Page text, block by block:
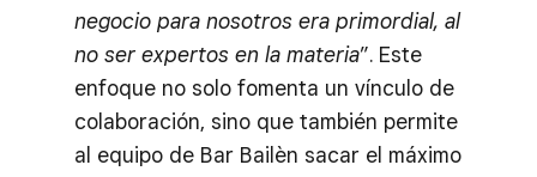
negocio para nosotros era primordial, al
no ser expertos en la materia”. Este
enfoque no solo fomenta un vínculo de
colaboración, sino que también permite
al equipo de Bar Bailèn sacar el máximo